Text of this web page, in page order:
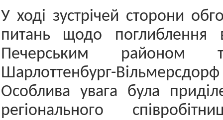
У ході зустрічей сторони
питань щодо поглиблення
Печерським районом
Шарлоттенбург-
Особлива увага була
регіонального